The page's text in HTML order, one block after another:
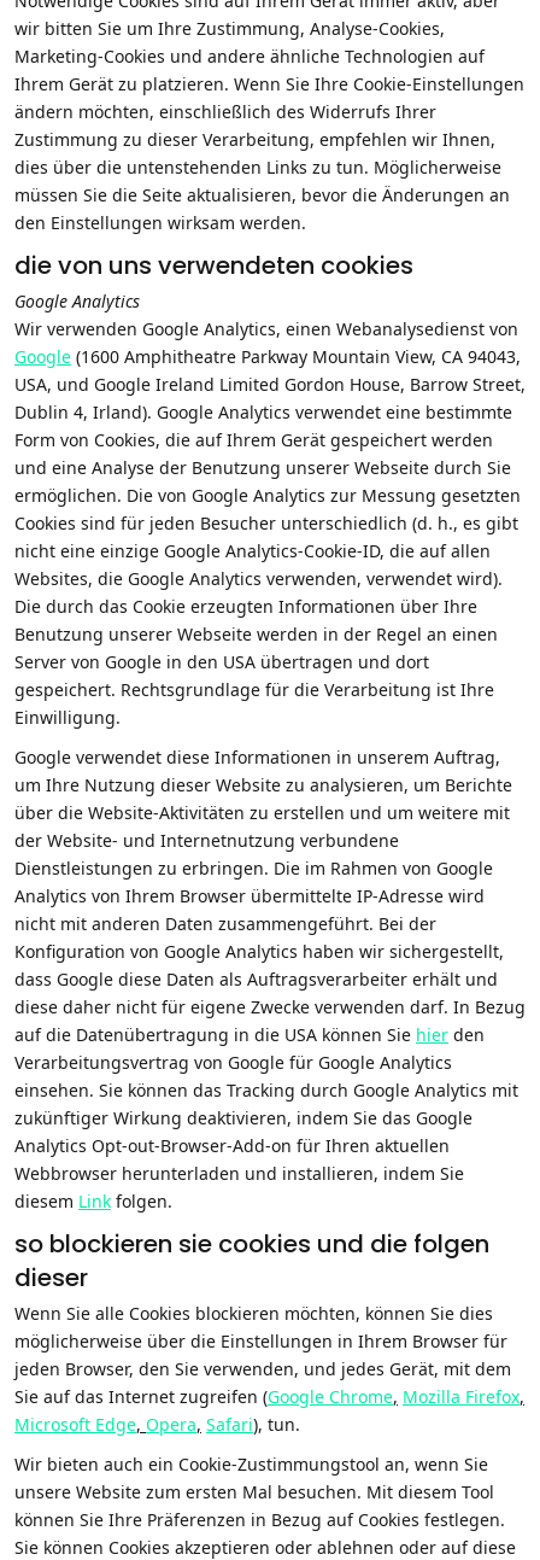
wir bitten Sie um Ihre Zustimmung, Analyse-Cookies,
Marketing-Cookies und andere ähnliche Technologien auf
Ihrem Gerät zu platzieren. Wenn Sie Ihre Cookie-Einstellungen
ändern möchten, einschließlich des Widerrufs Ihrer
Zustimmung zu dieser Verarbeitung, empfehlen wir Ihnen,
dies über die untenstehenden Links zu tun. Möglicherweise
müssen Sie die Seite aktualisieren, bevor die Änderungen an
den Einstellungen wirksam werden.
die von uns verwendeten cookies
Google Analytics
Wir verwenden Google Analytics, einen Webanalysedienst von
Google (1600 Amphitheatre Parkway Mountain View, CA 94043,
USA, und Google Ireland Limited Gordon House, Barrow Street,
Dublin 4, Irland). Google Analytics verwendet eine bestimmte
Form von Cookies, die auf Ihrem Gerät gespeichert werden
und eine Analyse der Benutzung unserer Webseite durch Sie
ermöglichen. Die von Google Analytics zur Messung gesetzten
Cookies sind für jeden Besucher unterschiedlich (d. h., es gibt
nicht eine einzige Google Analytics-Cookie-ID, die auf allen
Websites, die Google Analytics verwenden, verwendet wird).
Die durch das Cookie erzeugten Informationen über Ihre
Benutzung unserer Webseite werden in der Regel an einen
Server von Google in den USA übertragen und dort
gespeichert. Rechtsgrundlage für die Verarbeitung ist Ihre
Einwilligung.
Google verwendet diese Informationen in unserem Auftrag,
um Ihre Nutzung dieser Website zu analysieren, um Berichte
über die Website-Aktivitäten zu erstellen und um weitere mit
der Website- und Internetnutzung verbundene
Dienstleistungen zu erbringen. Die im Rahmen von Google
Analytics von Ihrem Browser übermittelte IP-Adresse wird
nicht mit anderen Daten zusammengeführt. Bei der
Konfiguration von Google Analytics haben wir sichergestellt,
dass Google diese Daten als Auftragsverarbeiter erhält und
diese daher nicht für eigene Zwecke verwenden darf. In Bezug
auf die Datenübertragung in die USA können Sie hier den
Verarbeitungsvertrag von Google für Google Analytics
einsehen. Sie können das Tracking durch Google Analytics mit
zukünftiger Wirkung deaktivieren, indem Sie das Google
Analytics Opt-out-Browser-Add-on für Ihren aktuellen
Webbrowser herunterladen und installieren, indem Sie
diesem Link folgen.
so blockieren sie cookies und die folgen
dieser
Wenn Sie alle Cookies blockieren möchten, können Sie dies
möglicherweise über die Einstellungen in Ihrem Browser für
jeden Browser, den Sie verwenden, und jedes Gerät, mit dem
Sie auf das Internet zugreifen (Google Chrome, Mozilla Firefox,
Microsoft Edge, Opera, Safari), tun.
Wir bieten auch ein Cookie-Zustimmungstool an, wenn Sie
unsere Website zum ersten Mal besuchen. Mit diesem Tool
können Sie Ihre Präferenzen in Bezug auf Cookies festlegen.
Sie können Cookies akzeptieren oder ablehnen oder auf diese